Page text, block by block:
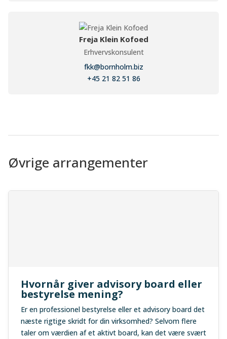
Freja Klein Kofoed
Erhvervskonsulent
fkk@bornholm.biz
+45 21 82 51 86
Øvrige arrangementer
Hvornår giver advisory board eller
bestyrelse mening?
Er en professionel bestyrelse eller et advisory board det
næste rigtige skridt for din virksomhed? Selvom flere
taler om værdien af et aktivt board, kan det være svært